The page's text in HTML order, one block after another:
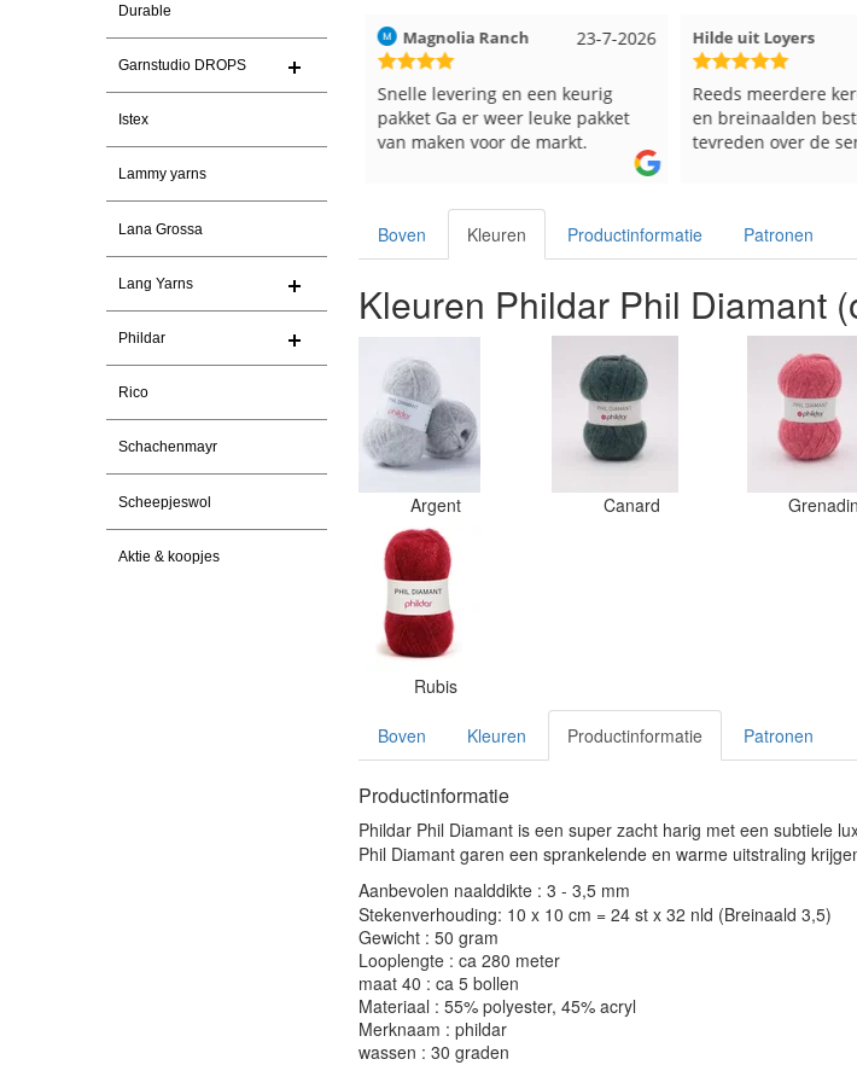
Durable
Garnstudio DROPS
Istex
Lammy yarns
Lana Grossa
Lang Yarns
Phildar
Rico
Schachenmayr
Scheepjeswol
Aktie & koopjes
30-7-2026
Christel Vanderlinden
Snelle levering. En prima garen
23-7-2026
Magnolia Ranch
Snelle levering en een keurig
pakket Ga er weer leuke pakket
van maken voor de markt.
Hilde uit Loyers
Reeds meerdere
en breinaalden
tevreden over de
Boven Kleuren Productinformatie Patronen
Kleuren Phildar Phil Diamant
Argent Canard
Rubis
Boven Kleuren Productinformatie Patronen
Productinformatie
Phildar Phil Diamant is een super zacht harig met een subtiele
Phil Diamant garen een sprankelende en warme uitstraling
Aanbevolen naalddikte : 3 - 3,5 mm
Stekenverhouding: 10 x 10 cm = 24 st x 32 nld (Breinaald 3,5)
Gewicht : 50 gram
Looplengte : ca 280 meter
maat 40 : ca 5 bollen
Materiaal : 55% polyester, 45% acryl
Merknaam : phildar
wassen : 30 graden